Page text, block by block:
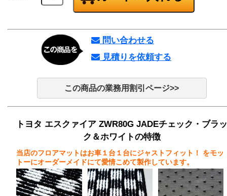
問い合わせる
見積りを依頼する
この商品の業務用割引ページ>>
トヨタ エスクァイア ZWR80G JADEチェック・ブラッ
ク＆ホワイトの特徴
当店のフロアマットはお車１台１台にジャストフィット！
をモッ
トーにオーダーメイドにて愛情こめて製作しています。